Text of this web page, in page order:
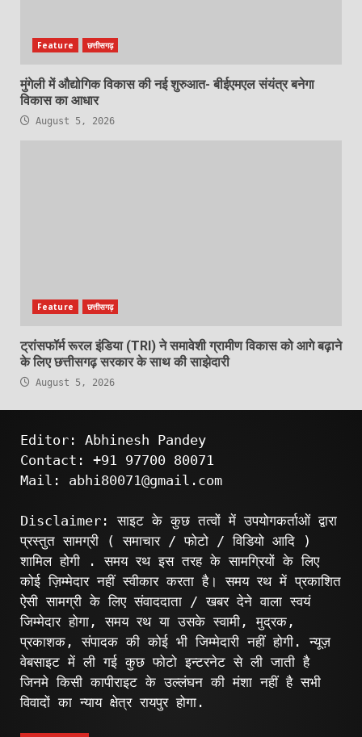
Feature छत्तीसगढ़
मुंगेली में औद्योगिक विकास की नई शुरुआत- बीईएमएल संयंत्र बनेगा
विकास का आधार
August 5, 2026
Feature छत्तीसगढ़
ट्रांसफॉर्म रूरल इंडिया (TRI) ने समावेशी ग्रामीण विकास को आगे बढ़ाने
के लिए छत्तीसगढ़ सरकार के साथ की साझेदारी
August 5, 2026
Editor: Abhinesh Pandey
Contact: +91 97700 80071
Mail: abhi80071@gmail.com
Disclaimer: साइट के कुछ तत्वों में उपयोगकर्ताओं द्वारा
प्रस्तुत सामग्री ( समाचार / फोटो / विडियो आदि )
शामिल होगी . समय रथ इस तरह के सामग्रियों के लिए
कोई ज़िम्मेदार नहीं स्वीकार करता है। समय रथ में प्रकाशित
ऐसी सामग्री के लिए संवाददाता / खबर देने वाला स्वयं
जिम्मेदार होगा, समय रथ या उसके स्वामी, मुद्रक,
प्रकाशक, संपादक की कोई भी जिम्मेदारी नहीं होगी. न्यूज़
वेबसाइट में ली गई कुछ फोटो इन्टरनेट से ली जाती है
जिनमे किसी कापीराइट के उल्लंघन की मंशा नहीं है सभी
विवादों का न्याय क्षेत्र रायपुर होगा.